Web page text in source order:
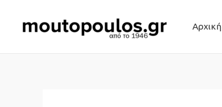
Αρχική